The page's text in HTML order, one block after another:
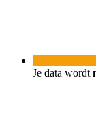
Je data wordt